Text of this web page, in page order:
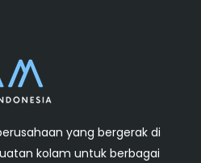
yang bergerak di
kolam untuk berbagai